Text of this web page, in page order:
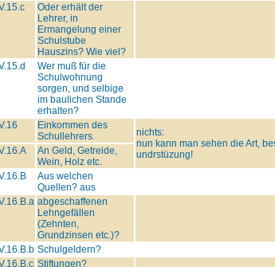
Oder erhält der
Lehrer, in
Ermangelung einer
Schulstube
Hauszins? Wie viel?
Wer muß für die
Schulwohnung
sorgen, und selbige
im baulichen Stande
erhalten?
Einkommen des
Schullehrers.
nichts:
nun kann man sehen die Art,
undrstüzung!
An Geld, Getreide,
Wein, Holz etc.
Aus welchen
Quellen? aus
abgeschaffenen
Lehngefällen
(Zehnten,
Grundzinsen etc.)?
Schulgeldern?
Stiftungen?